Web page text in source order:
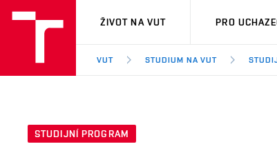
VUT
ŽIVOT NA VUT PRO
VUT STUDIUM NA VUT
STUDIJNÍ PROGRAM